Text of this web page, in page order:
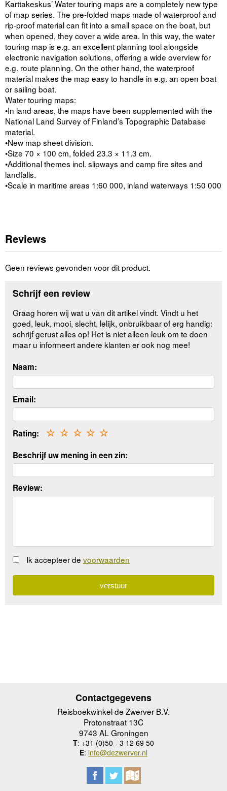
Karttakeskus’ Water touring maps are a completely new type
of map series. The pre-folded maps made of waterproof and
rip-proof material can fit into a small space on the boat, but
when opened, they cover a wide area. In this way, the water
touring map is e.g. an excellent planning tool alongside
electronic navigation solutions, offering a wide overview for
e.g. route planning. On the other hand, the waterproof
material makes the map easy to handle in e.g. an open boat
or sailing boat.
Water touring maps:
•In land areas, the maps have been supplemented with the
National Land Survey of Finland’s Topographic Database
material.
•New map sheet division.
•Size 70 × 100 cm, folded 23.3 × 11.3 cm.
•Additional themes incl. slipways and camp fire sites and
landfalls.
•Scale in maritime areas 1:60 000, inland waterways 1:50 000
Reviews
Geen reviews gevonden voor dit product.
Schrijf een review
Graag horen wij wat u van dit artikel vindt. Vindt u het
goed, leuk, mooi, slecht, lelijk, onbruikbaar of erg handig:
schrijf gerust alles op! Het is niet alleen leuk om te doen
maar u informeert andere klanten er ook nog mee!
Naam:
Email:
Rating: ☆
☆
☆
☆
☆
Beschrijf uw mening in een zin:
Review:
Ik accepteer de voorwaarden
Contactgegevens
Reisboekwinkel de Zwerver B.V.
Protonstraat 13C
9743 AL Groningen
T: +31 (0)50 - 3 12 69 50
E: info@dezwerver.nl